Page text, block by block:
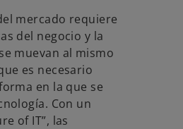
mercado requiere
del negocio y la
muevan al mismo
es necesario
en la que se
Con un
of IT”, las